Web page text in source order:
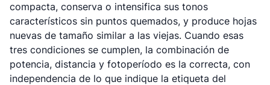
compacta, conserva o intensifica sus tonos
característicos sin puntos quemados, y produce hojas
nuevas de tamaño similar a las viejas. Cuando esas
tres condiciones se cumplen, la combinación de
potencia, distancia y fotoperíodo es la correcta, con
independencia de lo que indique la etiqueta del